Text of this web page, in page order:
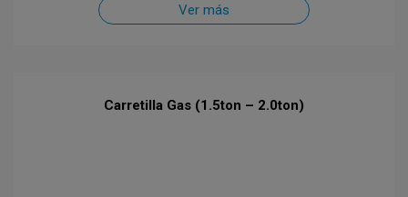
Ver más
Carretilla Gas (1.5ton – 2.0ton)